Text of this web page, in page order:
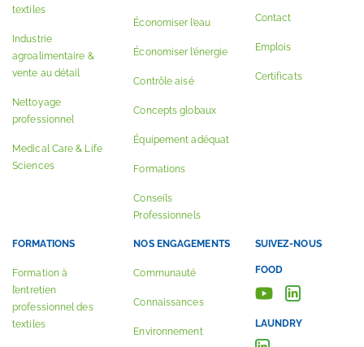
textiles
Industrie
agroalimentaire &
vente au détail
Nettoyage
professionnel
Medical Care & Life
Sciences
Économiser l’eau
Économiser l’énergie
Contrôle aisé
Concepts globaux
Équipement adéquat
Formations
Conseils
Professionnels
Contact
Emplois
Certificats
FORMATIONS
Formation à
l’entretien
professionnel des
textiles
NOS ENGAGEMENTS
Communauté
Connaissances
Environnement
SUIVEZ-NOUS
FOOD
LAUNDRY